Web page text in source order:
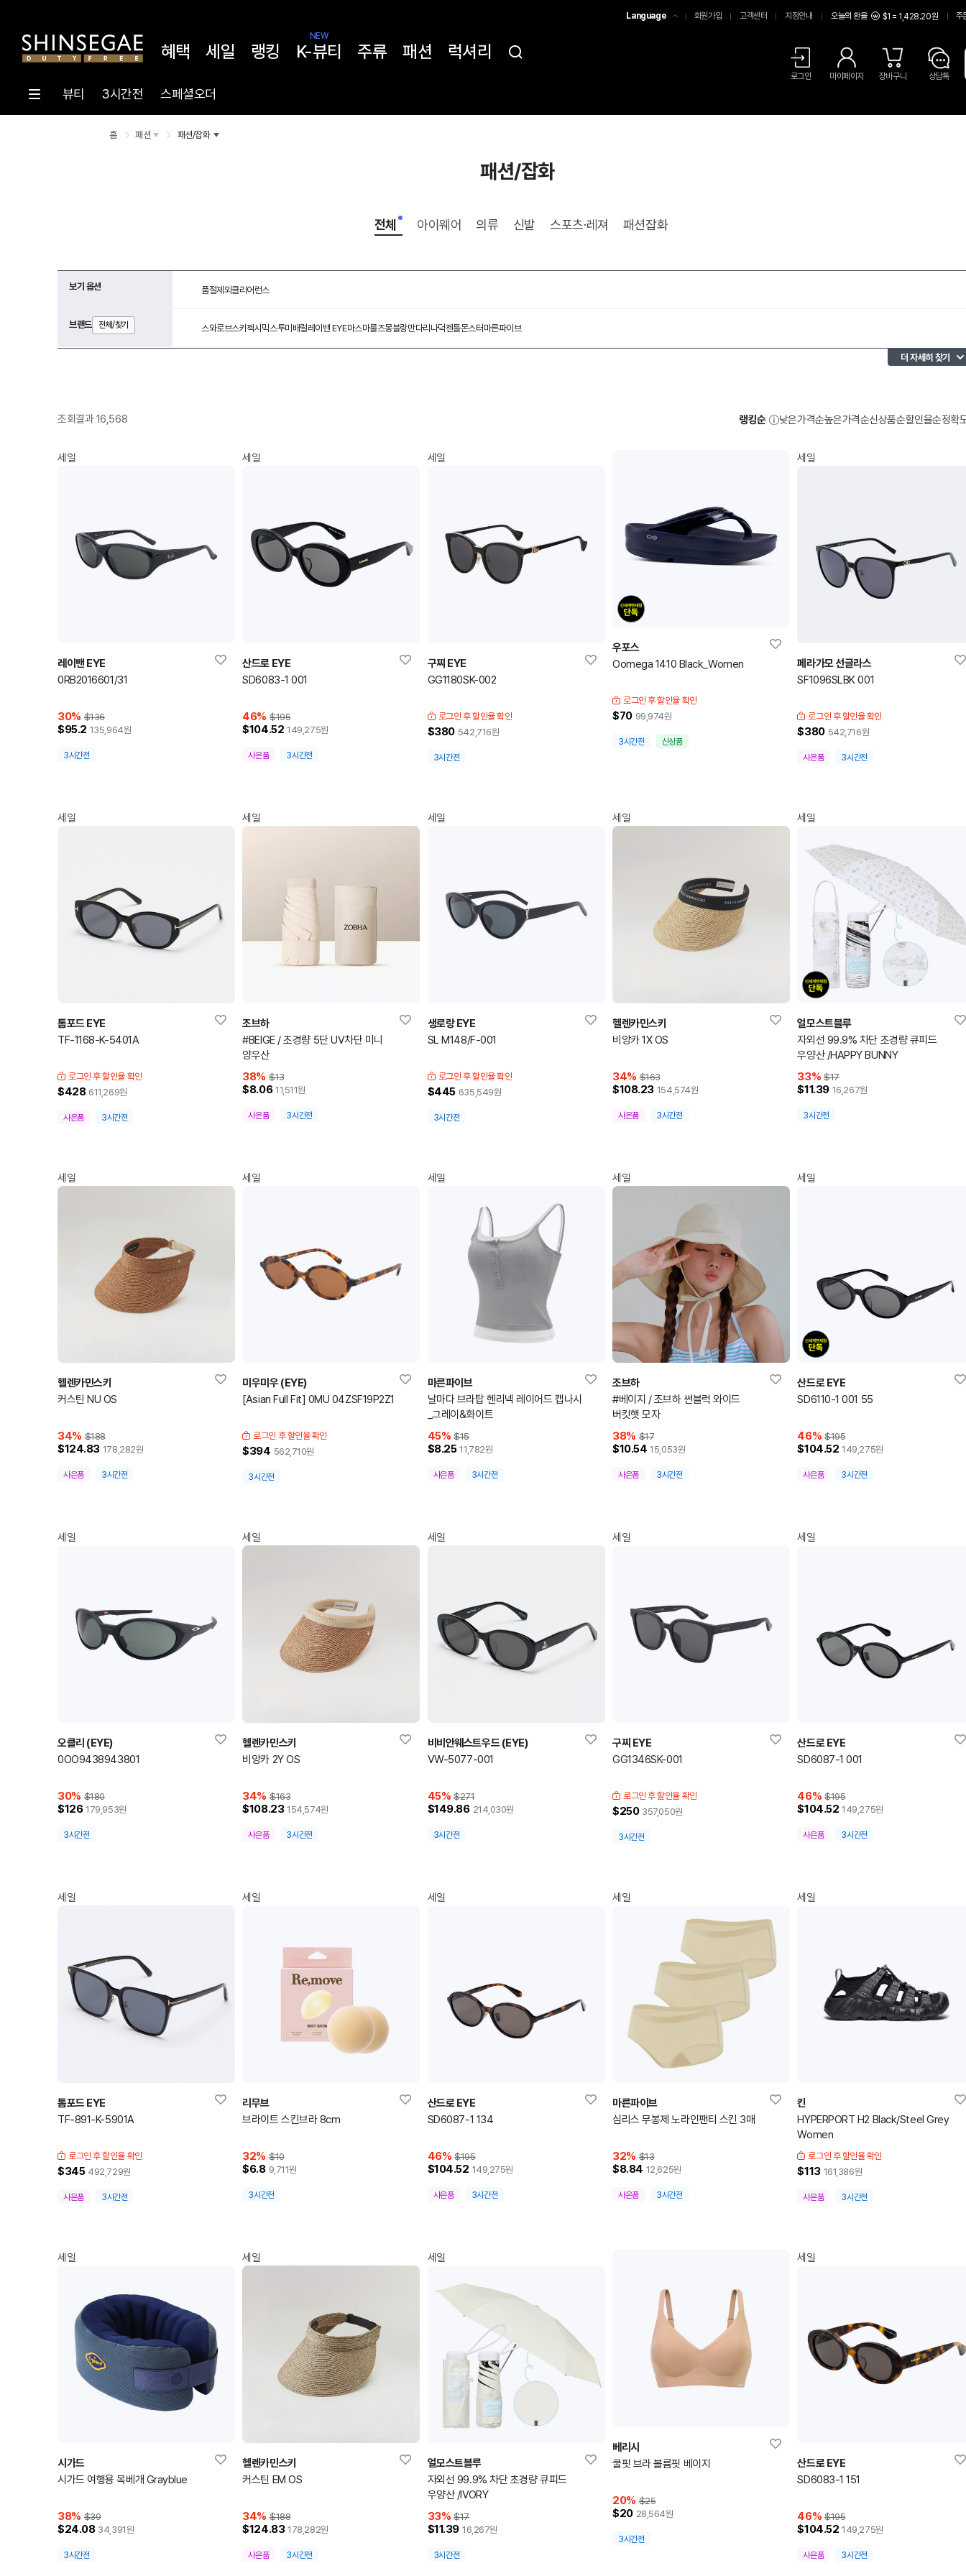
Language
회원가입 고객센터 지점안내 오늘의 환율 $1 = 1,428.20원 주
혜택 세일 랭킹 K-뷰티
NEW
주류 패션 럭셔리
로그인 마이페이지 장바구니 상담톡
뷰티 3시간전 스페셜오더
홈 패션 패션/잡화
패션/잡화
전체 아이웨어 의류 신발 스포츠·레져 패션잡화
보기 옵션 품절제외클리어런스
브랜드 전체/찾기 스와로브스키젝시믹스투미배럴레이밴 EYE마스마룰즈몽블랑만다리나덕젠틀몬스터마른파이브
더 자세히 찾기
조회결과 16,568 랭킹순 낮은가격순높은가격순신상품순할인율순정확
세일
레이밴 EYE
0RB2016601/31
30% $136
$95.2 135,964원
3시간전
세일
산드로 EYE
SD6083-1 001
46% $195
$104.52 149,275원
사은품 3시간전
세일
구찌 EYE
GG1180SK-002
로그인 후 할인율 확인
$380 542,716원
3시간전
우포스
Oomega 1410 Black_Women
로그인 후 할인율 확인
$70 99,974원
3시간전 신상품
세일
페라가모 선글라스
SF1096SLBK 001
로그인 후 할인율 확인
$380 542,716원
사은품 3시간전
세일
톰포드 EYE
TF-1168-K-5401A
로그인 후 할인율 확인
$428 611,269원
사은품 3시간전
세일
조브하
#BEIGE / 초경량 5단 UV차단 미니
양우산
38% $13
$8.06 11,511원
사은품 3시간전
세일
생로랑 EYE
SL M148/F-001
로그인 후 할인율 확인
$445 635,549원
3시간전
세일
헬렌카민스키
비앙카 1X OS
34% $163
$108.23 154,574원
사은품 3시간전
세일
얼모스트블루
자외선 99.9% 차단 초경량 큐피드
우양산 /HAPPY BUNNY
33% $17
$11.39 16,267원
3시간전
세일
헬렌카민스키
커스틴 NU OS
34% $188
$124.83 178,282원
사은품 3시간전
세일
미우미우 (EYE)
[Asian Full Fit] 0MU 04ZSF19P2Z1
로그인 후 할인율 확인
$394 562,710원
3시간전
세일
마른파이브
날마다 브라탑 헨리넥 레이어드 캡나시
_그레이&화이트
45% $15
$8.25 11,782원
사은품 3시간전
세일
조브하
#베이지 / 조브하 썬블럭 와이드
버킷햇 모자
38% $17
$10.54 15,053원
사은품 3시간전
세일
산드로 EYE
SD6110-1 001 55
46% $195
$104.52 149,275원
사은품 3시간전
세일
오클리 (EYE)
0OO9438943801
30% $180
$126 179,953원
3시간전
세일
헬렌카민스키
비앙카 2Y OS
34% $163
$108.23 154,574원
사은품 3시간전
세일
비비안웨스트우드 (EYE)
VW-5077-001
45% $271
$149.86 214,030원
3시간전
세일
구찌 EYE
GG1346SK-001
로그인 후 할인율 확인
$250 357,050원
3시간전
세일
산드로 EYE
SD6087-1 001
46% $195
$104.52 149,275원
사은품 3시간전
세일
톰포드 EYE
TF-891-K-5901A
로그인 후 할인율 확인
$345 492,729원
사은품 3시간전
세일
리무브
브라이트 스킨브라 8cm
32% $10
$6.8 9,711원
3시간전
세일
산드로 EYE
SD6087-1 134
46% $195
$104.52 149,275원
사은품 3시간전
세일
마른파이브
심리스 무봉제 노라인팬티 스킨 3매
32% $13
$8.84 12,625원
사은품 3시간전
세일
킨
HYPERPORT H2 Black/Steel Grey
Women
로그인 후 할인율 확인
$113 161,386원
사은품 3시간전
세일
시가드
시가드 여행용 목베개 Grayblue
38% $39
$24.08 34,391원
3시간전
세일
헬렌카민스키
커스틴 EM OS
34% $188
$124.83 178,282원
사은품 3시간전
세일
얼모스트블루
자외선 99.9% 차단 초경량 큐피드
우양산 /IVORY
33% $17
$11.39 16,267원
3시간전
베리시
쿨핏 브라 볼륨핏 베이지
20% $25
$20 28,564원
3시간전
세일
산드로 EYE
SD6083-1 151
46% $195
$104.52 149,275원
사은품 3시간전